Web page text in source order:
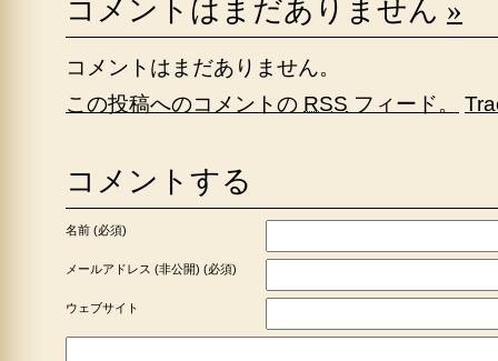
コメントはまだありません »
コメントはまだありません。
この投稿へのコメントの RSS フィード。
コメントする
名前 (必須)
メールアドレス (非公開) (必須)
ウェブサイト